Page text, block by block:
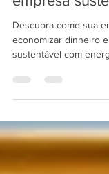
Energia solar:
economizar e
empresa
Descubra como sua
Solar pode